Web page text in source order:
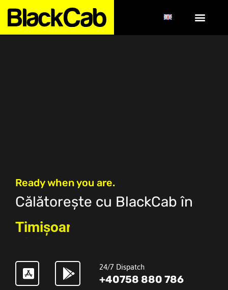
Ready when you are.
Călătorește cu BlackCab în
Timișoara
24/7 Dispatch
+40758 880 786